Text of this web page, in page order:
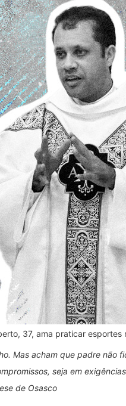
37, ama praticar
Mas acham que padre não
seja em
de Osasco